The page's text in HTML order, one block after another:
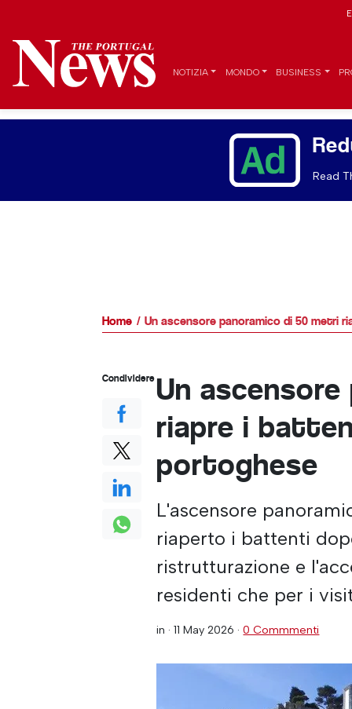
NOTIZIA MONDO BUSINESS
Read
Home Un ascensore panoramico di 50 metri
Un
riapre i
portoghese
L'ascensore
riaperto i battenti
ristrutturazione e
residenti che per i
in ·11 May 2026 ·0 Commmenti
Condividere